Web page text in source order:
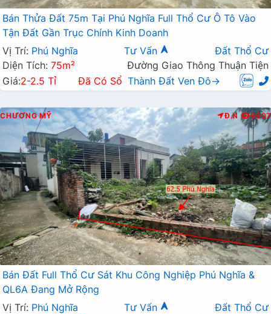
Bán Thửa Đất 75m Tại Phú Nghĩa Full Thổ Cư Ô Tô Vào
Tận Đất Gần Trục Chính Kinh Doanh
Vị Trí: Phú Nghĩa Tư Vấn
Đất Thổ Cư
Diện Tích: 75m²
Đường Giao Thông Thuận Tiện
Giá:2-2.5 Tỉ Đã Có Sổ Thành Đất Ven Đô→
CHƯƠNG MỸ Đ.N 6907
Bán Đất Full Thổ Cư Sát Khu Công Nghiệp Phú Nghĩa &
QL6A Đang Mở Rộng
Vị Trí: Phú Nghĩa Tư Vấn
Đất Thổ Cư